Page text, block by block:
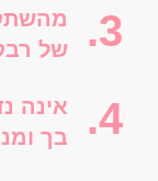
של
אינה
בך